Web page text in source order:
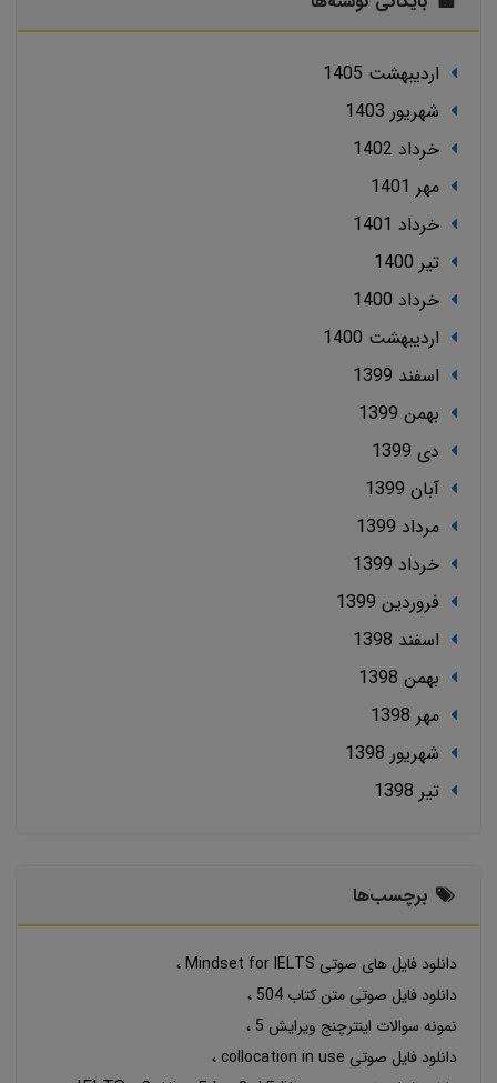
ارديبهشت 1405
شهریور 1403
خرداد 1402
مهر 1401
خرداد 1401
تير 1400
خرداد 1400
ارديبهشت 1400
اسفند 1399
بهمن 1399
دی 1399
آبان 1399
مرداد 1399
خرداد 1399
فروردین 1399
اسفند 1398
بهمن 1398
مهر 1398
شهریور 1398
تير 1398
برچسب‌ها
دانلود فایل های صوتی Mindset for IELTS
دانلود فایل صوتی متن کتاب 504
نمونه سوالات اینترچنج ویرایش 5
دانلود فایل صوتی collocation in use